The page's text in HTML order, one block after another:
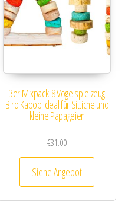
3er Mixpack-8 Vogelspielzeug
Bird Kabob ideal für Sittiche und
kleine Papageien
€31.00
Siehe Angebot